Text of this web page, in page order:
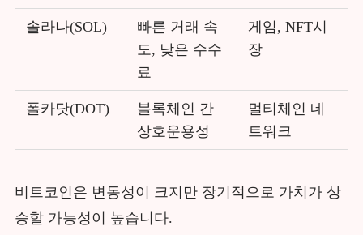
솔라나(SOL)
빠른 거래 속
도, 낮은 수수
료
게임, NFT시
장
폴카닷(DOT)
블록체인 간
상호운용성
멀티체인 네
트워크
비트코인은 변동성이 크지만 장기적으로 가치가 상
승할 가능성이 높습니다.